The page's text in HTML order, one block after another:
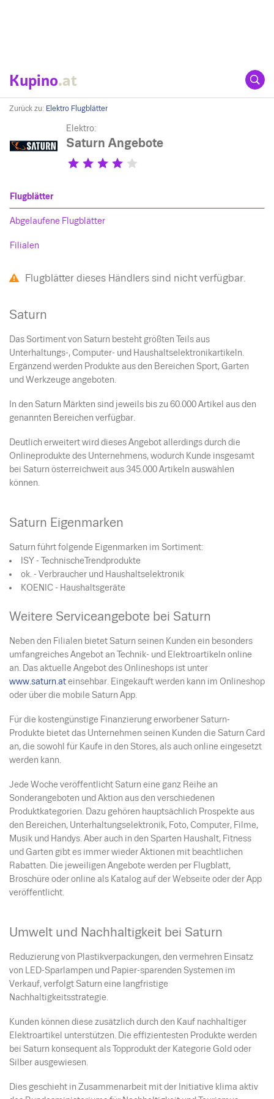
Kupino.at
Zurück zu: Elektro Flugblätter
Elektro:
Saturn Angebote
Flugblätter
Abgelaufene Flugblätter
Filialen
Flugblätter dieses Händlers sind nicht verfügbar.
Saturn
Das Sortiment von Saturn besteht größten Teils aus
Unterhaltungs-, Computer- und Haushaltselektronikartikeln.
Ergänzend werden Produkte aus den Bereichen Sport, Garten
und Werkzeuge angeboten.
In den Saturn Märkten sind jeweils bis zu 60.000 Artikel aus den
genannten Bereichen verfügbar.
Deutlich erweitert wird dieses Angebot allerdings durch die
Onlineprodukte des Unternehmens, wodurch Kunde insgesamt
bei Saturn österreichweit aus 345.000 Artikeln auswählen
können.
Saturn Eigenmarken
Saturn führt folgende Eigenmarken im Sortiment:
ISY - TechnischeTrendprodukte
ok. - Verbraucher und Haushaltselektronik
KOENIC - Haushaltsgeräte
Weitere Serviceangebote bei Saturn
Neben den Filialen bietet Saturn seinen Kunden ein besonders
umfangreiches Angebot an Technik- und Elektroartikeln online
an. Das aktuelle Angebot des Onlineshops ist unter
www.saturn.ateinsehbar. Eingekauft werden kann im Onlineshop
oder über die mobile Saturn App.
Für die kostengünstige Finanzierung erworbener Saturn-
Produkte bietet das Unternehmen seinen Kunden die Saturn Card
an, die sowohl für Kaufe in den Stores, als auch online eingesetzt
werden kann.
Jede Woche veröffentlicht Saturn eine ganz Reihe an
Sonderangeboten und Aktion aus den verschiedenen
Produktkategorien. Dazu gehören hauptsächlich Prospekte aus
den Bereichen, Unterhaltungselektronik, Foto, Computer, Filme,
Musik und Handys. Aber auch in den Sparten Haushalt, Fitness
und Garten gibt es immer wieder Aktionen mit beachtlichen
Rabatten. Die jeweiligen Angebote werden per Flugblatt,
Broschüre oder online als Katalog auf der Webseite oder der App
veröffentlicht.
Umwelt und Nachhaltigkeit bei Saturn
Reduzierung von Plastikverpackungen, den vermehren Einsatz
von LED-Sparlampen und Papier-sparenden Systemen im
Verkauf, verfolgt Saturn eine langfristige
Nachhaltigkeitsstrategie.
Kunden können diese zusätzlich durch den Kauf nachhaltiger
Elektroartikel unterstützen. Die effizientesten Produkte werden
bei Saturn konsequent als Topprodukt der Kategorie Gold oder
Silber ausgewiesen.
Dies geschieht in Zusammenarbeit mit der Initiative klima aktiv